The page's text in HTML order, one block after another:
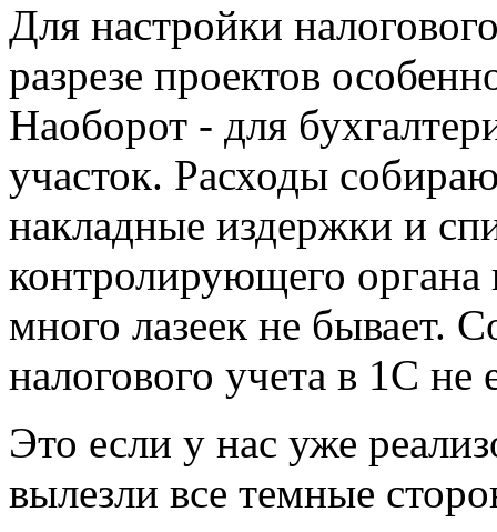
Для настройки
разрезе проектов
Наоборот - для
участок. Расходы
накладные издержки и
контролирующего
много лазеек не бывает.
налогового учета в 1С не
Это если у нас уже
вылезли все темные